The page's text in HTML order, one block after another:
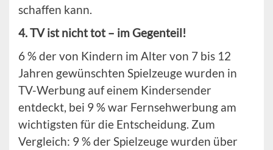
schaffen kann.
4. TV ist nicht tot – im Gegenteil!
6 % der von Kindern im Alter von 7 bis 12
Jahren gewünschten Spielzeuge wurden in
TV-Werbung auf einem Kindersender
entdeckt, bei 9 % war Fernsehwerbung am
wichtigsten für die Entscheidung. Zum
Vergleich: 9 % der Spielzeuge wurden über